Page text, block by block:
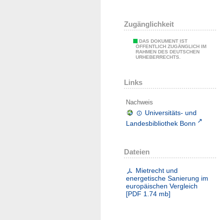
Zugänglichkeit
DAS DOKUMENT IST
ÖFFENTLICH ZUGÄNGLICH IM
RAHMEN DES DEUTSCHEN
URHEBERRECHTS.
Links
Nachweis
Universitäts- und
Landesbibliothek Bonn
Dateien
Mietrecht und
energetische Sanierung im
europäischen Vergleich
[PDF 1.74 mb]